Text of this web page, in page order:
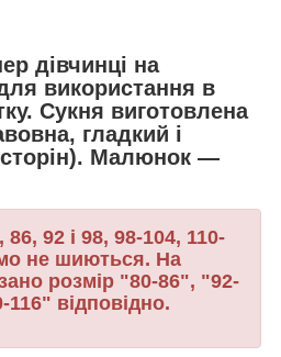
дівчинці на
використання в
Сукня виготовлена
гладкий і
Малюнок ―
92 і 98, 98-104, 110-
не шиються. На
розмір "80-86", "92-
відповідно.